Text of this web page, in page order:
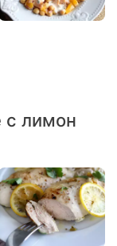
с лимон